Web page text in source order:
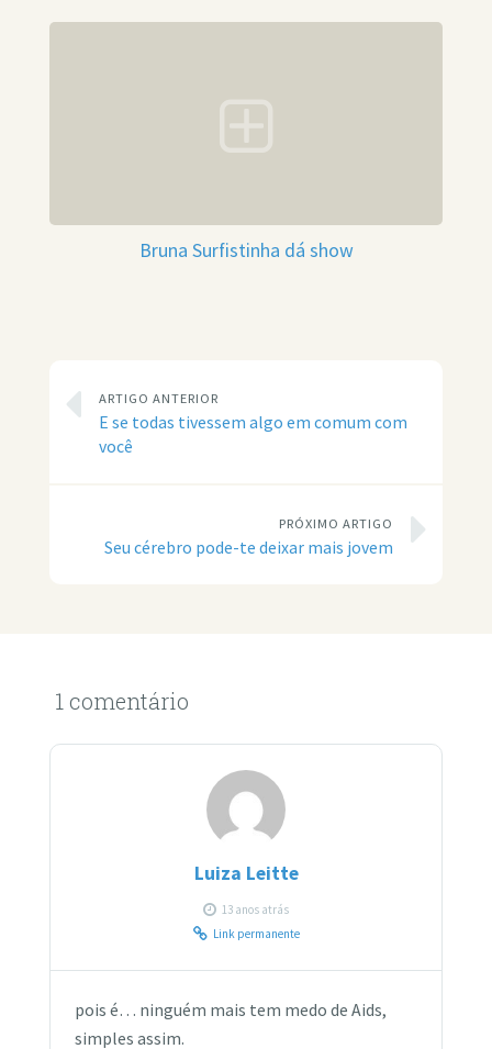
Bruna Surfistinha dá show
ARTIGO ANTERIOR
E se todas tivessem algo em comum com
você
PRÓXIMO ARTIGO
Seu cérebro pode-te deixar mais jovem
1 comentário
Luiza Leitte
13 anos atrás
Link permanente
pois é… ninguém mais tem medo de Aids,
simples assim.